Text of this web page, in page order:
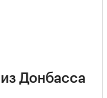
Донбасса